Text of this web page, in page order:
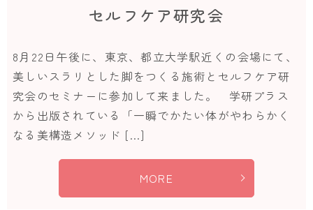
セルフケア研究会
8月22日午後に、東京、都立大学駅近くの会場にて、
美しいスラリとした脚をつくる施術とセルフケア研
究会のセミナーに参加して来ました。 学研プラス
から出版されている「一瞬でかたい体がやわらかく
なる美構造メソッド […]
MORE